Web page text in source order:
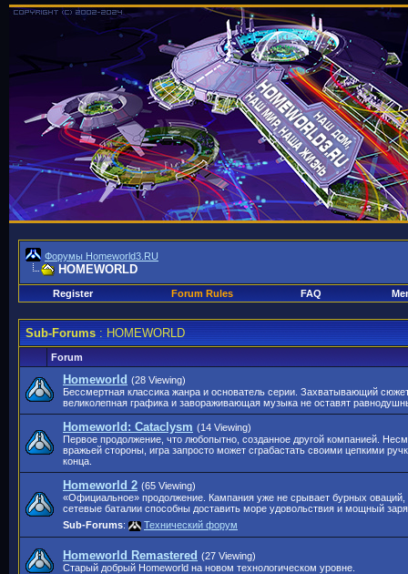
Форумы Homeworld3.RU
HOMEWORLD
Register Forum Rules FAQ
Sub-Forums: HOMEWORLD
Forum
Homeworld (28 Viewing)
Бессмертная классика жанра и основатель серии. Захватывающий
великолепная графика и завораживающая музыка не оставят
Homeworld: Cataclysm (14 Viewing)
Первое продолжение, что любопытно, созданное другой компанией.
вражьей стороны, игра запросто может сграбастать своими цепкими
конца.
Homeworld 2 (65 Viewing)
«Официальное» продолжение. Кампания уже не срывает бурных
сетевые баталии способны доставить море удовольствия и мощный
Sub-Forums: Технический форум
Homeworld Remastered (27 Viewing)
Старый добрый Homeworld на новом технологическом уровне.